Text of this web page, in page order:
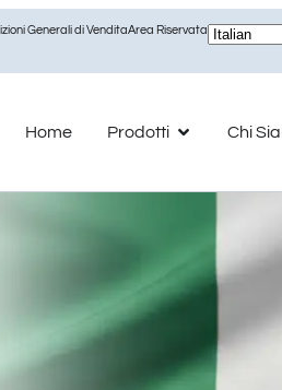
Generali di VenditaArea Riservata
Home Prodotti Chi